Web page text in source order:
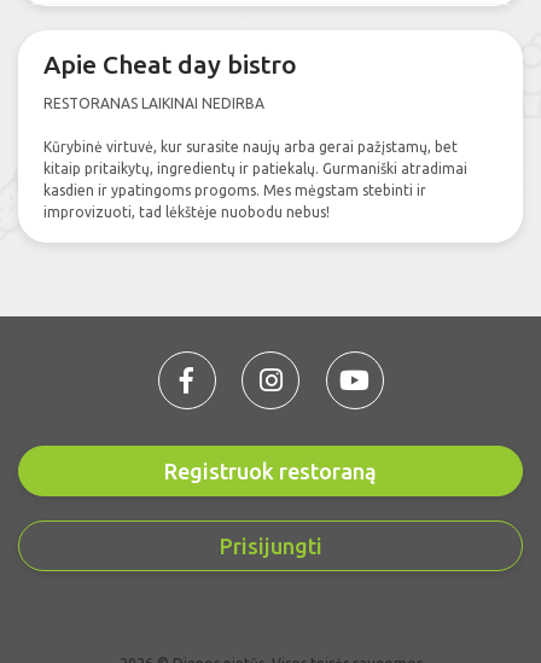
Apie Cheat day bistro
RESTORANAS LAIKINAI NEDIRBA
Kūrybinė virtuvė, kur surasite naujų arba gerai pažįstamų, bet
kitaip pritaikytų, ingredientų ir patiekalų. Gurmaniški atradimai
kasdien ir ypatingoms progoms. Mes mėgstam stebinti ir
improvizuoti, tad lėkštėje nuobodu nebus!
Registruok restoraną
Prisijungti